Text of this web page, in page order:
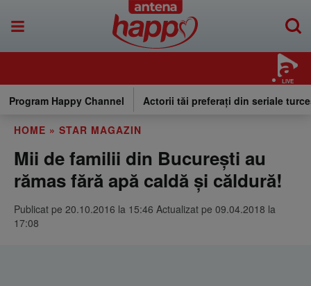
LIVE
Program Happy Channel Actorii tăi preferați din seriale
HOME » STAR MAGAZIN
Mii de familii din Bucureşti au
rămas fără apă caldă şi căldură!
Publicat pe 20.10.2016 la 15:46 Actualizat pe 09.04.2018 la
17:08